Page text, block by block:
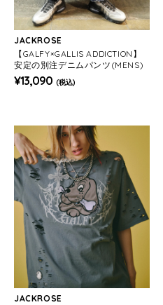
JACKROSE
【GALFY×GALLIS ADDICTION】
安定の別注デニムパンツ(MENS)
¥13,090 (税込)
JACKROSE